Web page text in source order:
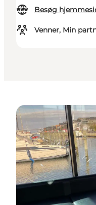
Besøg
Venner, Min